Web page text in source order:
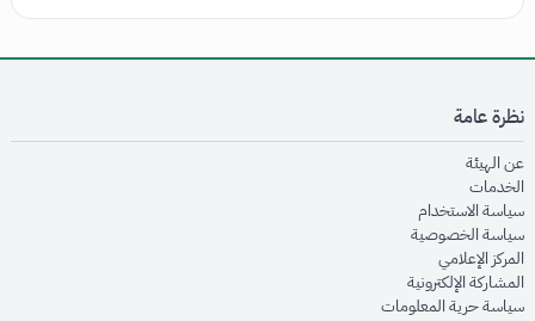
نظرة عامة
عن الهيئةopens in new window
الخدماتopens in new window
سياسة الاستخدام
سياسة الخصوصيةopens in new window
المركز الإعلاميopens in new window
المشاركة الإلكترونيةopens in new window
سياسة حرية المعلوماتopens in new window